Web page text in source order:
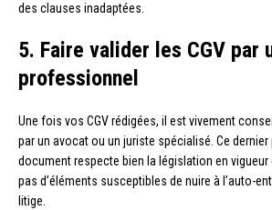
des clauses inadaptées.
5. Faire valider les CGV par
professionnel
Une fois vos CGV rédigées, il est vivement
par un avocat ou un juriste spécialisé. Ce dernier
document respecte bien la législation en vigueur
pas d’éléments susceptibles de nuire à l’auto-
litige.